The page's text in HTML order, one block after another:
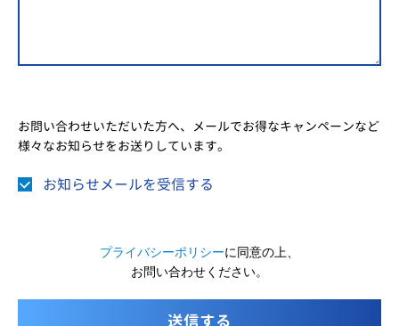
お問い合わせいただいた方へ、メールでお得なキャンペーンなど
様々なお知らせをお送りしています。
お知らせメールを受信する
プライバシーポリシーに同意の上、
お問い合わせください。